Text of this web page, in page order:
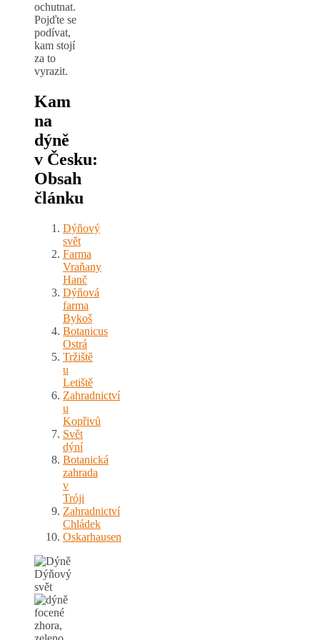
ochutnat.
Pojďte se
podívat,
kam stojí
za to
vyrazit.
Kam
na
dýně
v Česku:
Obsah
článku
Dýňový
svět
Farma
Vraňany
Hanč
Dýňová
farma
Bykoš
Botanicus
Ostrá
Tržiště
u
Letiště
Zahradnictví
u
Kopřivů
Svět
dýní
Botanická
zahrada
v
Tróji
Zahradnictví
Chládek
Oskarhausen